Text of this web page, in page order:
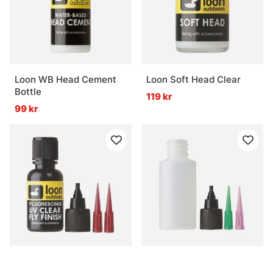
Loon WB Head Cement
Bottle
99 kr
Loon Soft Head Clear
119 kr